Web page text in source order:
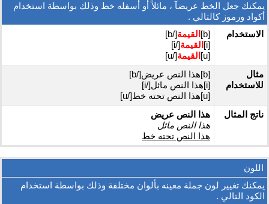
يمكنك جعل الخط عريضآ ، مائلاً أو أسفله خط وذلك بواسطة استخدام
أكواد ورموز كالتالي .
الاستخدام
[b] القيمة[/b]
[i]
القيمة[/i]
[u]
القيمة[/u]
مثال
للاستخدام
[b]هذا النص عريض[/b]
[i]هذا النص مائل[/i]
[u]هذا النص تحته خط[/u]
ناتج المثال
هذا النص عريض
هذا النص مائل
هذا النص تحته خط
اللون
يمكنك تغيير لون جملة معينه بألوان مختلفة وذلك بواسطة استخدام
الكود التالي .